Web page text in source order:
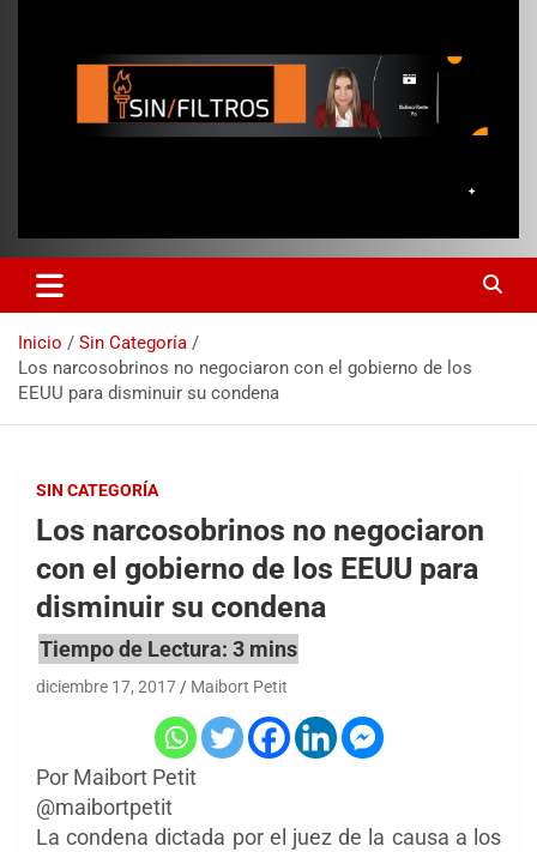
Inicio
Sin Categoría
Los narcosobrinos no negociaron con el gobierno de los
EEUU para disminuir su condena
SIN CATEGORÍA
Los narcosobrinos no negociaron
con el gobierno de los EEUU para
disminuir su condena
diciembre 17, 2017 Maibort Petit
Por Maibort Petit
@maibortpetit
La condena dictada por el juez de la causa a los